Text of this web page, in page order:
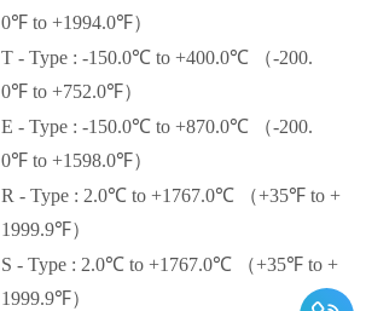
0℉to +1994.0℉）
T - Type : -150.0℃to +400.0℃
（-200.
0℉to +752.0℉）
E - Type : -150.0℃to +870.0℃
（-200.
0℉to +1598.0℉）
R - Type : 2.0℃to +1767.0℃ （+35℉to +
1999.9℉）
S - Type : 2.0℃to +1767.0℃ （+35℉to +
1999.9℉）